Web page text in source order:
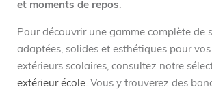
et moments de repos.
Pour découvrir une gamme complète de
adaptées, solides et esthétiques pour vos
extérieurs scolaires, consultez notre
extérieur école. Vous y trouverez des